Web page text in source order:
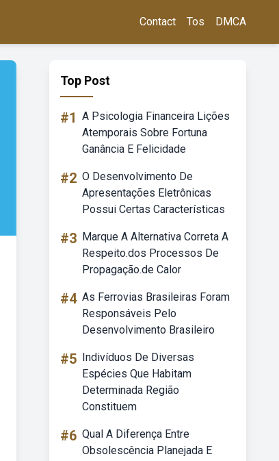
Contact Tos DMCA
Top Post
#1 A Psicologia Financeira Lições
Atemporais Sobre Fortuna
Ganância E Felicidade
#2 O Desenvolvimento De
Apresentações Eletrônicas
Possui Certas Características
#3 Marque A Alternativa Correta A
Respeito.dos Processos De
Propagação.de Calor
#4 As Ferrovias Brasileiras Foram
Responsáveis Pelo
Desenvolvimento Brasileiro
#5 Indivíduos De Diversas
Espécies Que Habitam
Determinada Região
Constituem
#6 Qual A Diferença Entre
Obsolescência Planejada E